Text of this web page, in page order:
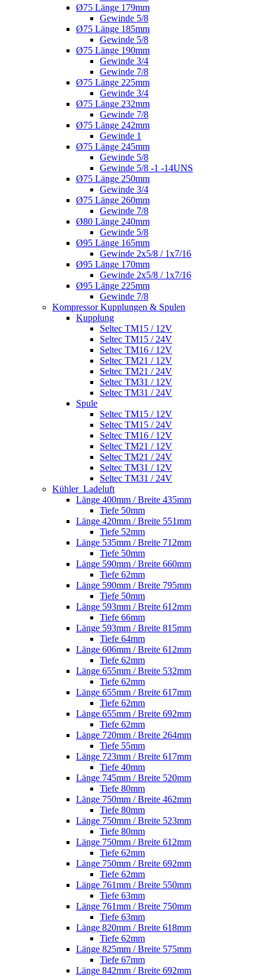
Ø75 Länge 179mm
Gewinde 5/8
Ø75 Länge 185mm
Gewinde 5/8
Ø75 Länge 190mm
Gewinde 3/4
Gewinde 7/8
Ø75 Länge 225mm
Gewinde 3/4
Ø75 Länge 232mm
Gewinde 7/8
Ø75 Länge 242mm
Gewinde 1
Ø75 Länge 245mm
Gewinde 5/8
Gewinde 5/8 -1 -14UNS
Ø75 Länge 250mm
Gewinde 3/4
Ø75 Länge 260mm
Gewinde 7/8
Ø80 Länge 240mm
Gewinde 5/8
Ø95 Länge 165mm
Gewinde 2x5/8 / 1x7/16
Ø95 Länge 170mm
Gewinde 2x5/8 / 1x7/16
Ø95 Länge 225mm
Gewinde 7/8
Kompressor Kupplungen & Spulen
Kupplung
Seltec TM15 / 12V
Seltec TM15 / 24V
Seltec TM16 / 12V
Seltec TM21 / 12V
Seltec TM21 / 24V
Seltec TM31 / 12V
Seltec TM31 / 24V
Spule
Seltec TM15 / 12V
Seltec TM15 / 24V
Seltec TM16 / 12V
Seltec TM21 / 12V
Seltec TM21 / 24V
Seltec TM31 / 12V
Seltec TM31 / 24V
Kühler_Ladeluft
Länge 400mm / Breite 435mm
Tiefe 50mm
Länge 420mm / Breite 551mm
Tiefe 52mm
Länge 535mm / Breite 712mm
Tiefe 50mm
Länge 590mm / Breite 660mm
Tiefe 62mm
Länge 590mm / Breite 795mm
Tiefe 50mm
Länge 593mm / Breite 612mm
Tiefe 66mm
Länge 593mm / Breite 815mm
Tiefe 64mm
Länge 606mm / Breite 612mm
Tiefe 62mm
Länge 655mm / Breite 532mm
Tiefe 62mm
Länge 655mm / Breite 617mm
Tiefe 62mm
Länge 655mm / Breite 692mm
Tiefe 62mm
Länge 720mm / Breite 264mm
Tiefe 55mm
Länge 723mm / Breite 617mm
Tiefe 40mm
Länge 745mm / Breite 520mm
Tiefe 80mm
Länge 750mm / Breite 462mm
Tiefe 80mm
Länge 750mm / Breite 523mm
Tiefe 80mm
Länge 750mm / Breite 612mm
Tiefe 62mm
Länge 750mm / Breite 692mm
Tiefe 62mm
Länge 761mm / Breite 550mm
Tiefe 63mm
Länge 761mm / Breite 750mm
Tiefe 63mm
Länge 820mm / Breite 618mm
Tiefe 62mm
Länge 825mm / Breite 575mm
Tiefe 67mm
Länge 842mm / Breite 692mm